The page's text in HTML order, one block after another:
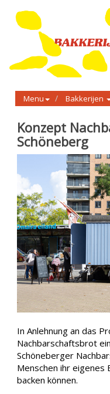
Menu Bakkerijen
Konzept
Schöneberg
In Anlehnung an das
Nachbarschaftsbrot
Schöneberger
Menschen ihr eigenes
backen können.